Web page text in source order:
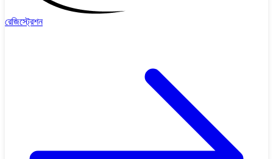
রেজিস্ট্রেশন